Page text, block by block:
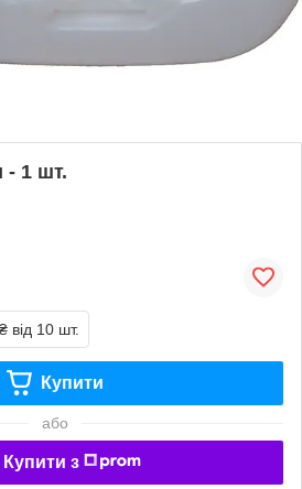
- 1 шт.
від 10 шт.
Купити
або
Купити з